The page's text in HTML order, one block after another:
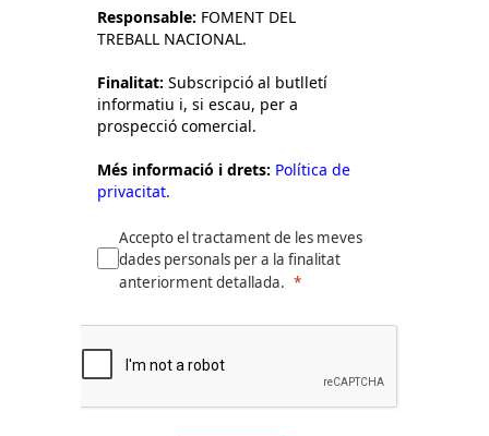
Responsable: FOMENT DEL
TREBALL NACIONAL.
Finalitat: Subscripció al butlletí
informatiu i, si escau, per a
prospecció comercial.
Més informació i drets: Política de
privacitat.
Accepto el tractament de les meves
dades personals per a la finalitat
anteriorment detallada.